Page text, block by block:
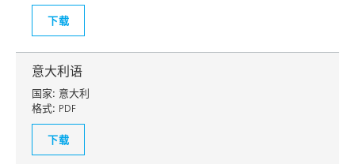
下载
意大利语
国家: 意大利
格式: PDF
下载